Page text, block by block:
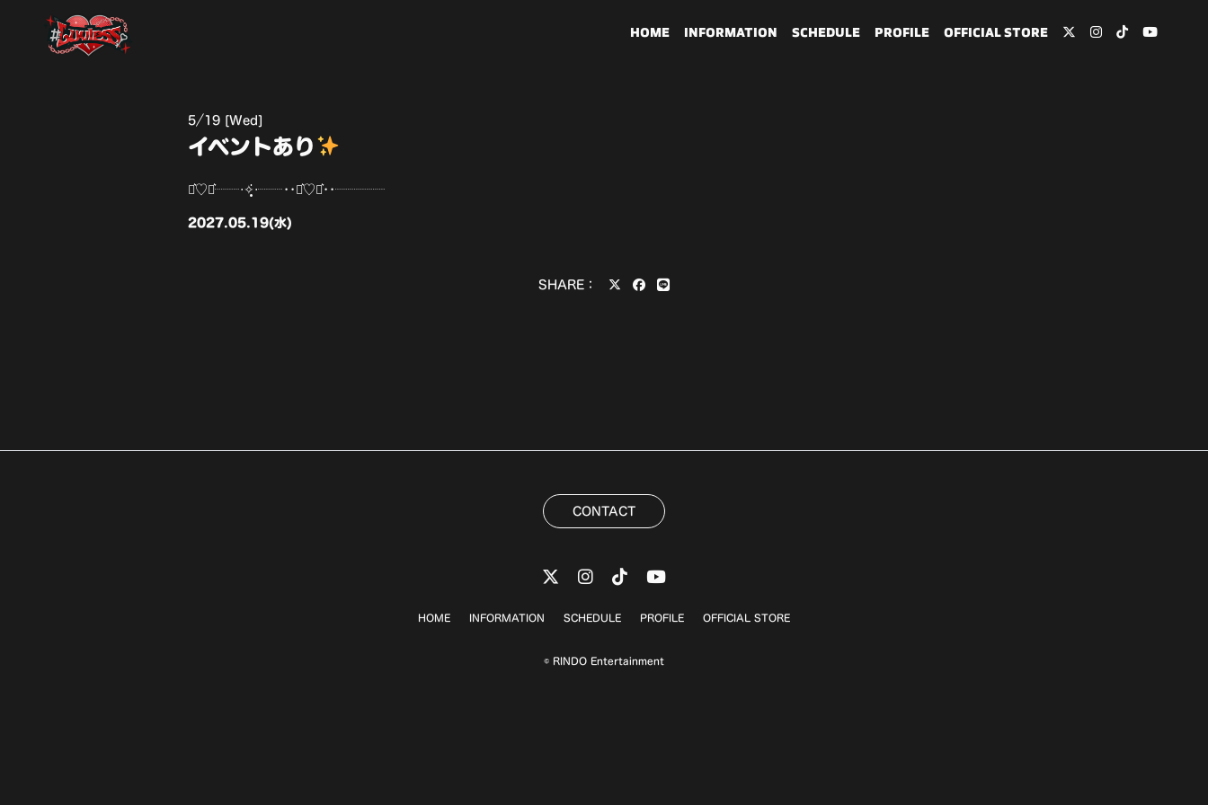
HOME INFORMATION SCHEDULE PROFILE OFFICIAL STORE
5 19 [Wed]
イベントあり
⋆͛♡⋆͛┈┈‧✧̣̥̇‧┈┈••⋆͛♡⋆͛••┈┈┈┈
2027.05.19(水)
SHARE：
CONTACT
HOME INFORMATION SCHEDULE PROFILE OFFICIAL STORE
© RINDO Entertainment